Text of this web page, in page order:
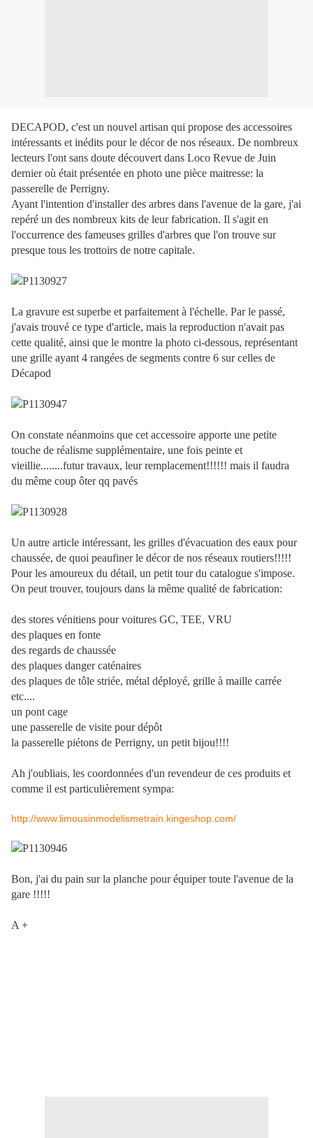
DECAPOD, c'est un nouvel artisan qui propose des accessoires
intéressants et inédits pour le décor de nos réseaux. De nombreux
lecteurs l'ont sans doute découvert dans Loco Revue de Juin
dernier où était présentée en photo une pièce maitresse: la
passerelle de Perrigny.
Ayant l'intention d'installer des arbres dans l'avenue de la gare, j'ai
repéré un des nombreux kits de leur fabrication. Il s'agit en
l'occurrence des fameuses grilles d'arbres que l'on trouve sur
presque tous les trottoirs de notre capitale.
La gravure est superbe et parfaitement à l'échelle. Par le passé,
j'avais trouvé ce type d'article, mais la reproduction n'avait pas
cette qualité, ainsi que le montre la photo ci-dessous, représentant
une grille ayant 4 rangées de segments contre 6 sur celles de
Décapod
On constate néanmoins que cet accessoire apporte une petite
touche de réalisme supplémentaire, une fois peinte et
vieillie........futur travaux, leur remplacement!!!!!! mais il faudra
du même coup ôter qq pavés
Un autre article intéressant, les grilles d'évacuation des eaux pour
chaussée, de quoi peaufiner le décor de nos réseaux routiers!!!!!
Pour les amoureux du détail, un petit tour du catalogue s'impose.
On peut trouver, toujours dans la même qualité de fabrication:
des stores vénitiens pour voitures GC, TEE, VRU
des plaques en fonte
des regards de chaussée
des plaques danger caténaires
des plaques de tôle striée, métal déployé, grille à maille carrée
etc....
un pont cage
une passerelle de visite pour dépôt
la passerelle piétons de Perrigny, un petit bijou!!!!
Ah j'oubliais, les coordonnées d'un revendeur de ces produits et
comme il est particulièrement sympa:
http://www.limousinmodelismetrain.kingeshop.com/
Bon, j'ai du pain sur la planche pour équiper toute l'avenue de la
gare !!!!!
A +